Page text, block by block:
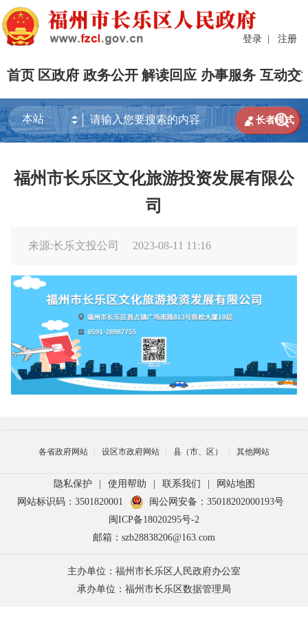
登录 | 注册
首页 区政府 政务公开 解读回应 办事服务 互动交

 长者模式
福州市长乐区文化旅游投资发展有限公
司
来源:长乐文投公司 2023-08-11 11:16
各省政府网站 设区市政府网站 县（市、区） 其他网站
隐私保护 | 使用帮助 | 联系我们 |
网站地图
网站标识码：3501820001
闽公网安备：35018202000193号
闽ICP备18020295号-2
邮箱：szb28838206@163.com
主办单位：福州市长乐区人民政府办公室
承办单位：福州市长乐区数据管理局